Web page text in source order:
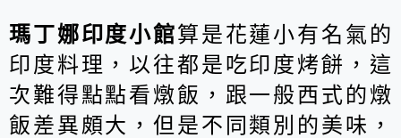
瑪丁娜印度小館算是花蓮小有名氣的
印度料理，以往都是吃印度烤餅，這
次難得點點看燉飯，跟一般西式的燉
飯差異頗大，但是不同類別的美味，